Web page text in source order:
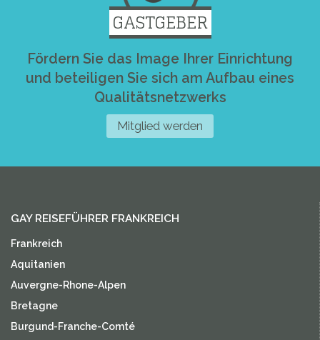
GASTGEBER
Fördern Sie das Image Ihrer Einrichtung
und beteiligen Sie sich am Aufbau eines
Qualitätsnetzwerks
Mitglied werden
GAY REISEFÜHRER FRANKREICH
Frankreich
Aquitanien
Auvergne-Rhone-Alpen
Bretagne
Burgund-Franche-Comté